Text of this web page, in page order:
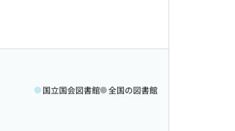
国立国会図書館 全国の図書館